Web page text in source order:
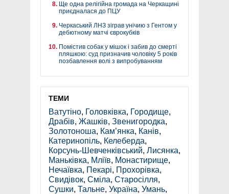
Ще одна релігійна громада на Черкащині
приєдналася до ПЦУ
Черкаський ЛНЗ зіграв унічию з Гентом у
дебютному матчі єврокубків
Помістив собак у мішок і забив до смерті
пляшкою: суд призначив чоловіку 5 років
позбавлення волі з випробуванням
ТЕМИ
Ватутіно, Головківка, Городище,
Драбів, Жашків, Звенигородка,
Золотоноша, Кам’янка, Канів,
Катеринопіль, Келеберда,
Корсунь-Шевченківський, Лисянка,
Маньківка, Мліїв, Монастирище,
Нечаївка, Пекарі, Прохорівка,
Свидівок, Сміла, Старосілля,
Сушки, Тальне, Україна, Умань,